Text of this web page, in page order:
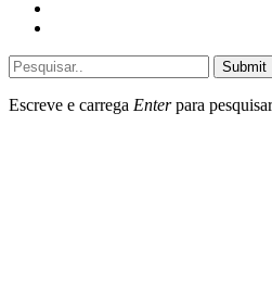
Submit
Escreve e carrega Enterpara